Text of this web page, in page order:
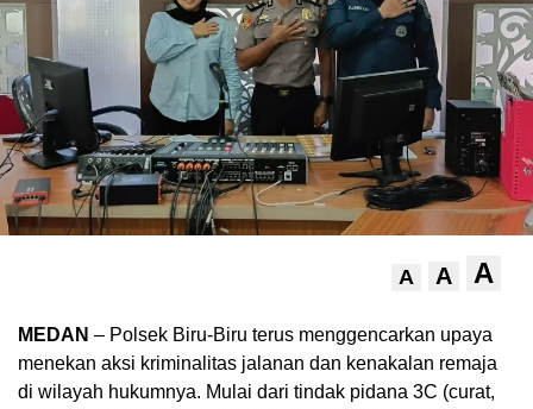
A A A
MEDAN – Polsek Biru-Biru terus menggencarkan upaya
menekan aksi kriminalitas jalanan dan kenakalan remaja
di wilayah hukumnya. Mulai dari tindak pidana 3C (curat,